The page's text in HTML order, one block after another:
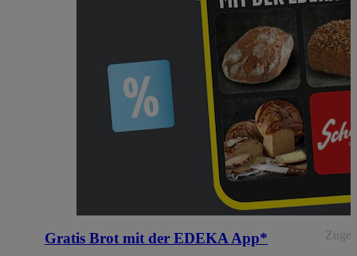
Gratis Brot mit der EDEKA App*